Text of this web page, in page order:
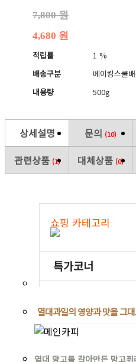
7,800 원
4,680 원
적립률
1 %
배송구분
베이킹스쿨
내용량
500g
상세설명 문의 (10)
관련상품 (1) 대체상품 (0)
열대과일의 영양과 맛을 그
열대 망고를 갈아만든 망고퓌